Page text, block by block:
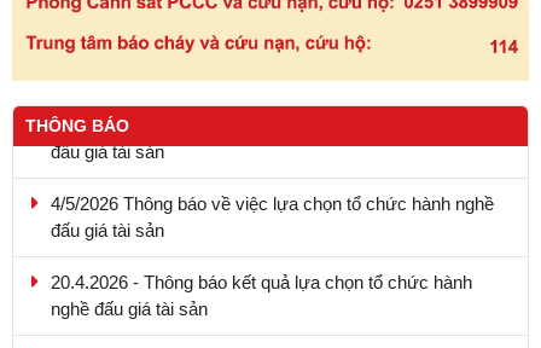
THÔNG BÁO
4/5/2026 Thông báo về việc lựa chọn tổ chức hành nghề
20.4.2026 - Thông báo kết quả lựa chọn tổ chức hành
13.4.2026-Thông báo lựa chọn tổ chức đấu giá tài sản